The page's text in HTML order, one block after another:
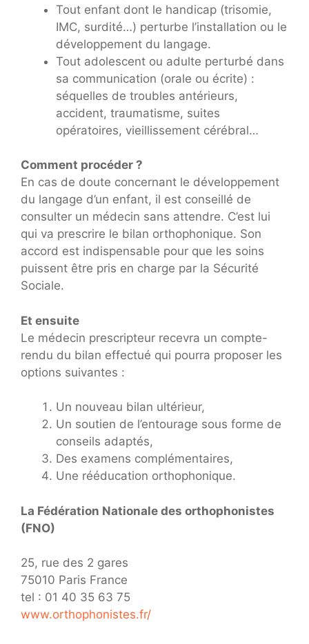
Tout enfant dont le handicap (trisomie,
IMC, surdité…) perturbe l’installation ou le
développement du langage.
Tout adolescent ou adulte perturbé dans
sa communication (orale ou écrite) :
séquelles de troubles antérieurs,
accident, traumatisme, suites
opératoires, vieillissement cérébral…
Comment procéder ?
En cas de doute concernant le développement
du langage d’un enfant, il est conseillé de
consulter un médecin sans attendre. C’est lui
qui va prescrire le bilan orthophonique. Son
accord est indispensable pour que les soins
puissent être pris en charge par la Sécurité
Sociale.
Et ensuite
Le médecin prescripteur recevra un compte-
rendu du bilan effectué qui pourra proposer les
options suivantes :
Un nouveau bilan ultérieur,
Un soutien de l’entourage sous forme de
conseils adaptés,
Des examens complémentaires,
Une rééducation orthophonique.
La Fédération Nationale des orthophonistes
(FNO)
25, rue des 2 gares
75010 Paris France
tel : 01 40 35 63 75
www.orthophonistes.fr/